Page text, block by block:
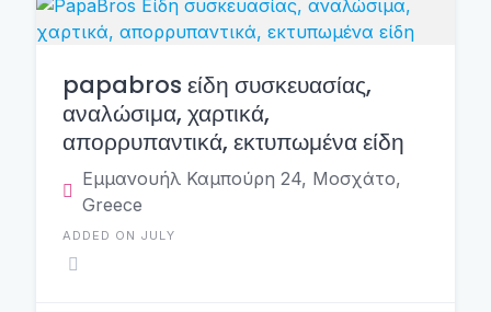
papabros είδη συσκευασίας,
αναλώσιμα, χαρτικά,
απορρυπαντικά, εκτυπωμένα είδη
Εμμανουήλ Καμπούρη 24, Μοσχάτο,
Greece
ADDED ON JULY